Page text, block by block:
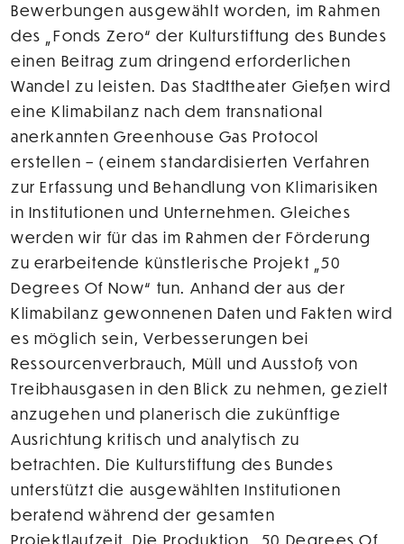
Bewerbungen ausgewählt worden, im Rahmen
des „Fonds Zero“ der Kulturstiftung des Bundes
einen Beitrag zum dringend erforderlichen
Wandel zu leisten. Das Stadttheater Gießen wird
eine Klimabilanz nach dem transnational
anerkannten Greenhouse Gas Protocol
erstellen – (einem standardisierten Verfahren
zur Erfassung und Behandlung von Klimarisiken
in Institutionen und Unternehmen. Gleiches
werden wir für das im Rahmen der Förderung
zu erarbeitende künstlerische Projekt „50
Degrees Of Now“ tun. Anhand der aus der
Klimabilanz gewonnenen Daten und Fakten wird
es möglich sein, Verbesserungen bei
Ressourcenverbrauch, Müll und Ausstoß von
Treibhausgasen in den Blick zu nehmen, gezielt
anzugehen und planerisch die zukünftige
Ausrichtung kritisch und analytisch zu
betrachten. Die Kulturstiftung des Bundes
unterstützt die ausgewählten Institutionen
beratend während der gesamten
Projektlaufzeit. Die Produktion „50 Degrees Of